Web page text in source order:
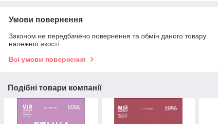
Умови повернення
Законом не передбачено повернення та обмін даного товару
належної якості
Всі умови повернення
Подібні товари компанії